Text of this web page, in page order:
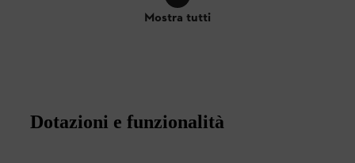
Mostra tutti
Dotazioni e funzionalità